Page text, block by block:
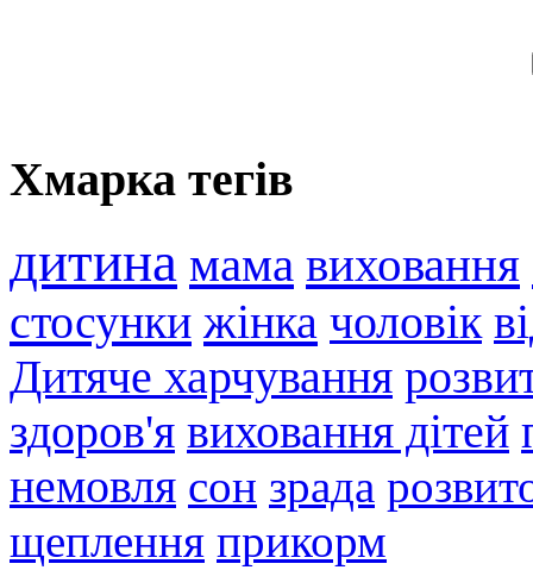
Хмарка тегів
дитина мама виховання
стосунки жінка чоловік
Дитяче харчування
здоров'я виховання дітей
немовля сон зрада
щеплення прикорм